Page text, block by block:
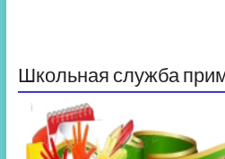
Школьная служба